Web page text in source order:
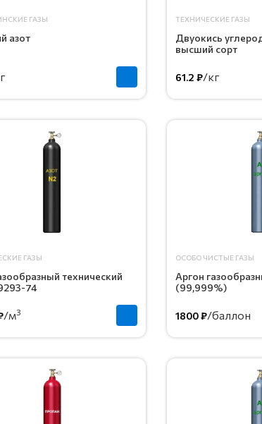
ГАЗЫ
азот
ТЕХНИЧЕСКИЕ ГАЗЫ
Двуокись
высший сорт
61.2 ₽/кг
ГАЗЫ
технический
74
/м3
ОСОБО ЧИСТЫЕ ГАЗЫ
Аргон
(99,999%)
1800 ₽/баллон